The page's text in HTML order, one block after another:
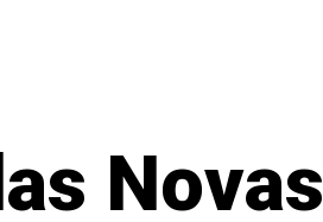
Novas